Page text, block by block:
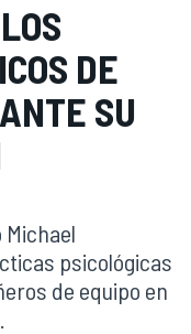
DE
SU
psicológicas
de equipo en